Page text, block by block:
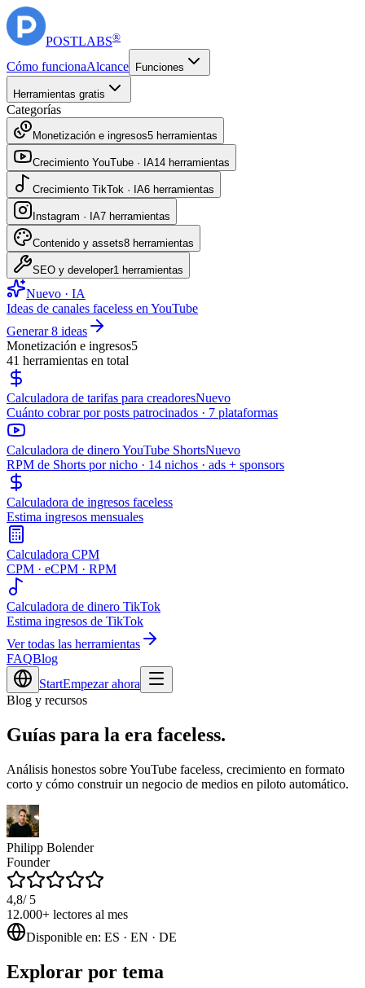
POSTLABS®
Cómo funcionaAlcance Funciones
Herramientas gratis
Categorías
Monetización e ingresos5 herramientas
Crecimiento YouTube · IA14 herramientas
Crecimiento TikTok · IA6 herramientas
Instagram · IA7 herramientas
Contenido y assets8 herramientas
SEO y developer1 herramientas
Nuevo · IA
Ideas de canales faceless en YouTube
Generar 8 ideas
Monetización e ingresos5
41 herramientas en total
Calculadora de tarifas para creadoresNuevo
Cuánto cobrar por posts patrocinados · 7 plataformas
Calculadora de dinero YouTube ShortsNuevo
RPM de Shorts por nicho · 14 nichos · ads + sponsors
Calculadora de ingresos faceless
Estima ingresos mensuales
Calculadora CPM
CPM · eCPM · RPM
Calculadora de dinero TikTok
Estima ingresos de TikTok
Ver todas las herramientas
FAQBlog
StartEmpezar ahora
Blog y recursos
Guías para la era faceless.
Análisis honestos sobre YouTube faceless, crecimiento en formato
corto y cómo construir un negocio de medios en piloto automático.
Philipp Bolender
Founder
4,8/ 5
12.000+ lectores al mes
Disponible en: ES · EN · DE
Explorar por tema